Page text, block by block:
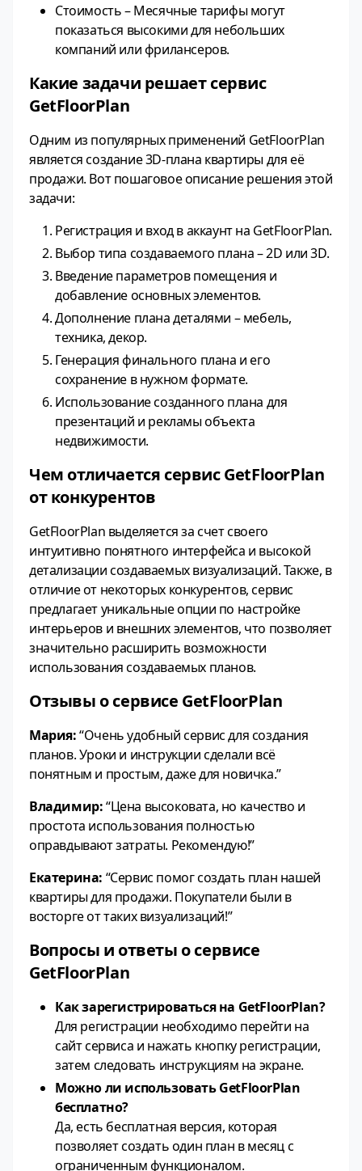
Стоимость – Месячные тарифы могут
показаться высокими для небольших
компаний или фрилансеров.
Какие задачи решает сервис
GetFloorPlan
Одним из популярных применений GetFloorPlan
является создание 3D-плана квартиры для её
продажи. Вот пошаговое описание решения этой
задачи:
Регистрация и вход в аккаунт на GetFloorPlan.
Выбор типа создаваемого плана – 2D или 3D.
Введение параметров помещения и
добавление основных элементов.
Дополнение плана деталями – мебель,
техника, декор.
Генерация финального плана и его
сохранение в нужном формате.
Использование созданного плана для
презентаций и рекламы объекта
недвижимости.
Чем отличается сервис GetFloorPlan
от конкурентов
GetFloorPlan выделяется за счет своего
интуитивно понятного интерфейса и высокой
детализации создаваемых визуализаций. Также, в
отличие от некоторых конкурентов, сервис
предлагает уникальные опции по настройке
интерьеров и внешних элементов, что позволяет
значительно расширить возможности
использования создаваемых планов.
Отзывы о сервисе GetFloorPlan
Мария:“Очень удобный сервис для создания
планов. Уроки и инструкции сделали всё
понятным и простым, даже для новичка.”
Владимир:“Цена высоковата, но качество и
простота использования полностью
оправдывают затраты. Рекомендую!”
Екатерина: “Сервис помог создать план нашей
квартиры для продажи. Покупатели были в
восторге от таких визуализаций!”
Вопросы и ответы о сервисе
GetFloorPlan
Как зарегистрироваться на GetFloorPlan?
Для регистрации необходимо перейти на
сайт сервиса и нажать кнопку регистрации,
затем следовать инструкциям на экране.
Можно ли использовать GetFloorPlan
бесплатно?
Да, есть бесплатная версия, которая
позволяет создать один план в месяц с
ограниченным функционалом.